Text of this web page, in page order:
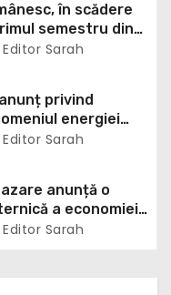
în scădere
semestru din
Editor Sarah
privind
energiei
decis Guvernul
Editor Sarah
anunță o
a economiei
va scădea,
Editor Sarah